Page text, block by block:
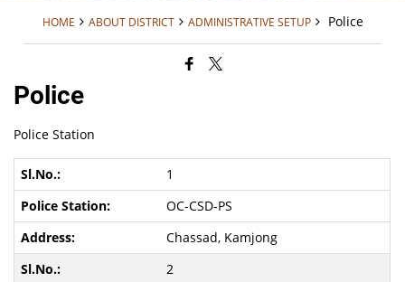
HOME ABOUT DISTRICT ADMINISTRATIVE SETUP Police
Police
Police Station
1
OC-CSD-PS
Chassad, Kamjong
2